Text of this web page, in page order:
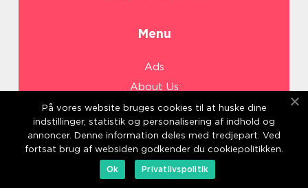
Menu
Ads
About Us
Cookies
Contact
Sitemap
På vores website bruges cookies til at huske dine
indstillinger, statistik og personalisering af indhold og
annoncer. Denne information deles med tredjepart. Ved
fortsat brug af websiden godkender du cookiepolitikken.
Ok
Privatlivspolitik